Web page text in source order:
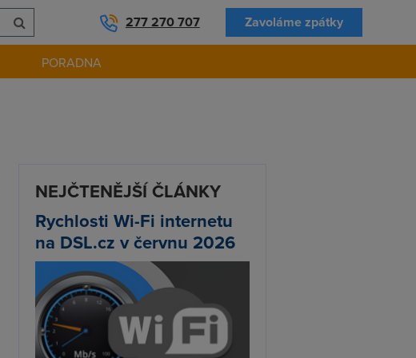
277 270 707 Zavoláme zpátky
PORADNA
NEJČTENĚJŠÍ ČLÁNKY
Rychlosti Wi-Fi internetu
na DSL.cz v červnu 2026